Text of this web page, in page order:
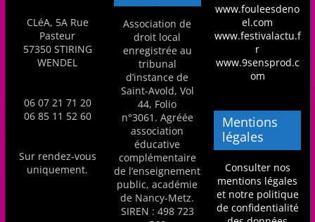
CLéA, 5A Rue
Pasteur
57350 STIRING
WENDEL
06 07 21 71 20
06 85 11 52 60
Sur rendez-vous
uniquement.
Association de
droit local
enregistrée au
tribunal
d’instance de
Saint-Avold, Vol
44, Folio
n°3061. Agréée
association
éducative
complémentaire
de l’enseignement
public, académie
de Nancy-Metz.
SIREN : 498 723
www.fouleesdeno
el.com
www.festivalactu.f
r
www.9sensprod.c
om
Mentions
légales
Consulter nos
mentions légales
et notre politique
de confidentialité